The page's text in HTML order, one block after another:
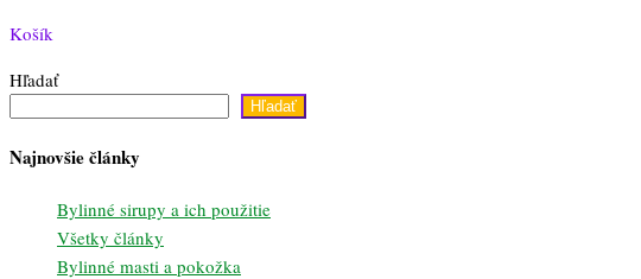
Košík
Hľadať
Hľadať
Najnovšie články
Bylinné sirupy a ich použitie
Všetky články
Bylinné masti a pokožka